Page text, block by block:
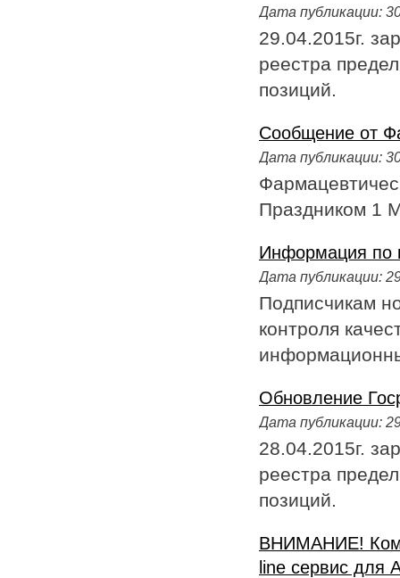
Дата публикации:
29.04.2015г.
реестра
позиций.
Cообщение от
Дата публикации:
Праздником 1
Информация по
Дата публикации:
Подписчикам
контроля
Обновление
Дата публикации:
28.04.2015г.
реестра
позиций.
ВНИМАНИЕ!
line сервис для